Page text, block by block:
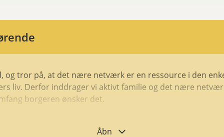
Åbn
og tror på, at det nære netværk er en ressource i den
liv. Derfor inddrager vi aktivt familie og det nære
borgeren ønsker det.
det tilladelse fra beboeren, hvad der må tales om med